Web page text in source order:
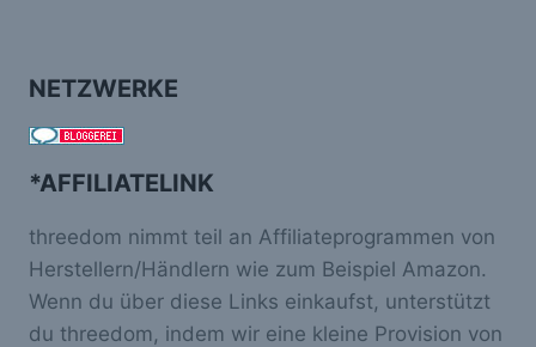
NETZWERKE
*AFFILIATELINK
threedom nimmt teil an Affiliateprogrammen von
Herstellern/Händlern wie zum Beispiel Amazon.
Wenn du über diese Links einkaufst, unterstützt
du threedom, indem wir eine kleine Provision von